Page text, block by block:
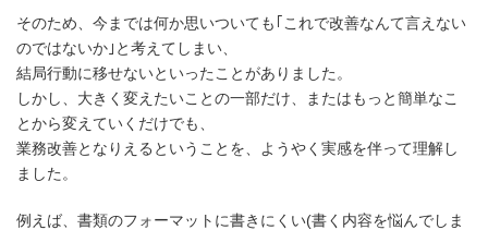
そのため、今までは何か思いついても｢これで改善なんて言えない
のではないか｣と考えてしまい、
結局行動に移せないといったことがありました。
しかし、大きく変えたいことの一部だけ、またはもっと簡単なこ
とから変えていくだけでも、
業務改善となりえるということを、ようやく実感を伴って理解し
ました。
例えば、書類のフォーマットに書きにくい(書く内容を悩んでしま